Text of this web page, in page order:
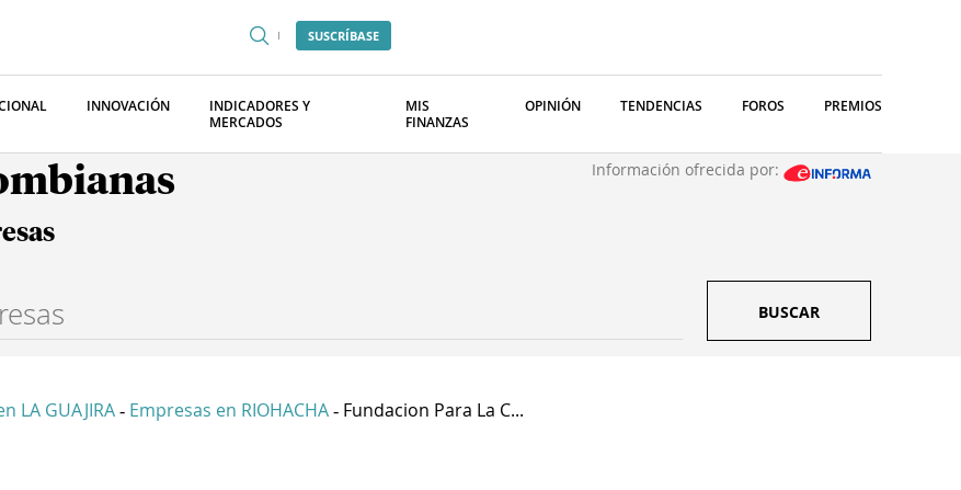
SUSCRÍBASE
INNOVACIÓN
INDICADORES Y
MERCADOS
MIS
FINANZAS
OPINIÓN TENDENCIAS FOROS PREMIOS
Información ofrecida por:
BUSCAR
LA GUAJIRA - Empresas en RIOHACHA - Fundacion Para La C...